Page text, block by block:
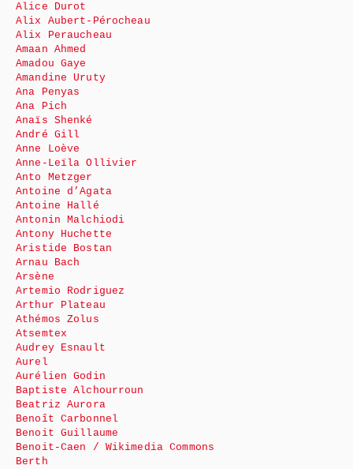
Alice Durot
Alix Aubert-Pérocheau
Alix Peraucheau
Amaan Ahmed
Amadou Gaye
Amandine Uruty
Ana Penyas
Ana Pich
Anaïs Shenké
André Gill
Anne Loève
Anne-Leïla Ollivier
Anto Metzger
Antoine d’Agata
Antoine Hallé
Antonin Malchiodi
Antony Huchette
Aristide Bostan
Arnau Bach
Arsène
Artemio Rodriguez
Arthur Plateau
Athémos Zolus
Atsemtex
Audrey Esnault
Aurel
Aurélien Godin
Baptiste Alchourroun
Beatriz Aurora
Benoît Carbonnel
Benoit Guillaume
Benoit-Caen / Wikimedia Commons
Berth